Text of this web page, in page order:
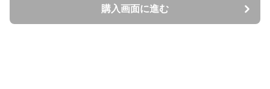
購入画面に進む
購入画面に進む